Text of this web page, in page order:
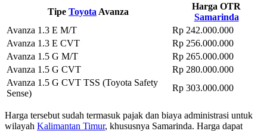
Tipe Toyota Avanza
Harga OTR
Samarinda
Avanza 1.3 E M/T
Rp 242.000.000
Avanza 1.3 E CVT
Rp 256.000.000
Avanza 1.5 G M/T
Rp 265.000.000
Avanza 1.5 G CVT
Rp 280.000.000
Avanza 1.5 G CVT TSS (Toyota Safety
Sense)
Rp 303.000.000
Harga tersebut sudah termasuk pajak dan biaya administrasi untuk
wilayah Kalimantan Timur, khususnya Samarinda. Harga dapat